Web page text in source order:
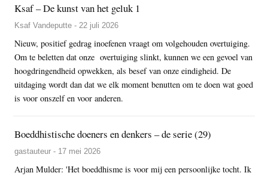
Ksaf – De kunst van het geluk 1
Ksaf Vandeputte - 22 juli 2026
Nieuw, positief gedrag inoefenen vraagt om volgehouden overtuiging.
Om te beletten dat onze overtuiging slinkt, kunnen we een gevoel van
hoogdringendheid opwekken, als besef van onze eindigheid. De
uitdaging wordt dan dat we elk moment benutten om te doen wat goed
is voor onszelf en voor anderen.
Boeddhistische doeners en denkers – de serie (29)
gastauteur - 17 mei 2026
Arjan Mulder: 'Het boeddhisme is voor mij een persoonlijke tocht. Ik